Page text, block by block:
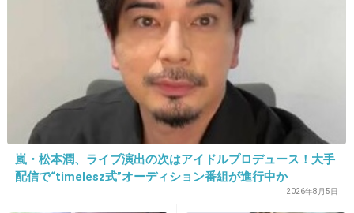
そもそも今更おしんってｗｗｗ
2013/02/11(月) 12:49:06
上戸彩って、高校教師でもコケてたよねえ？
+28 -0
嵐・松本潤、ライブ演出の次はアイドルプロデュース！大手
配信で“timelesz式”オーディション番組が進行中か
2026年8月5日